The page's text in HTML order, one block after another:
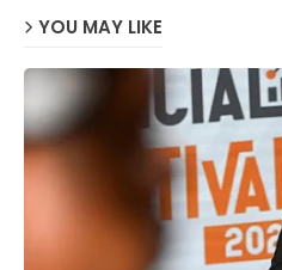
YOU MAY LIKE